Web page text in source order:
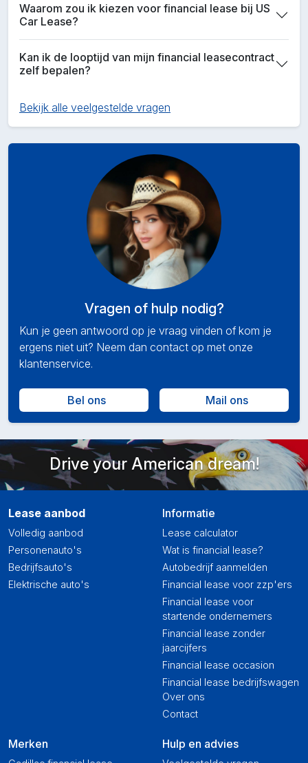
Waarom zou ik kiezen voor financial lease bij US
Car Lease?
Kan ik de looptijd van mijn financial leasecontract
zelf bepalen?
Bekijk alle veelgestelde vragen
Vragen of hulp nodig?
Kun je geen antwoord op je vraag vinden of kom je
ergens niet uit? Neem dan contact op met onze
klantenservice.
Bel ons Mail ons
Drive your American dream!
Lease aanbod
Volledig aanbod
Personenauto's
Bedrijfsauto's
Elektrische auto's
Merken
Informatie
Lease calculator
Wat is financial lease?
Autobedrijf aanmelden
Financial lease voor zzp'ers
Financial lease voor
startende ondernemers
Financial lease zonder
jaarcijfers
Financial lease occasion
Financial lease bedrijfswagen
Over ons
Contact
Hulp en advies